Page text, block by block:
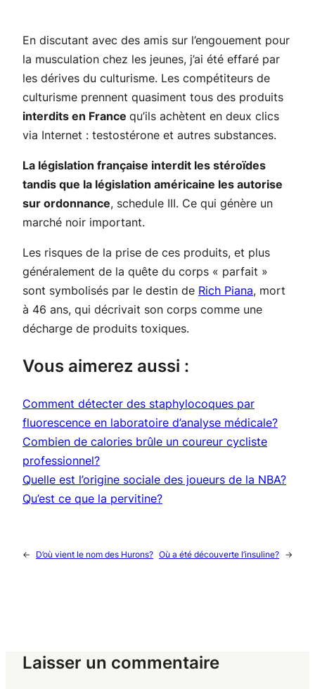
En discutant avec des amis sur l’engouement pour
la musculation chez les jeunes, j’ai été effaré par
les dérives du culturisme. Les compétiteurs de
culturisme prennent quasiment tous des produits
interdits en France qu’ils achètent en deux clics
via Internet : testostérone et autres substances.
La législation française interdit les stéroïdes
tandis que la législation américaine les autorise
sur ordonnance, schedule III. Ce qui génère un
marché noir important.
Les risques de la prise de ces produits, et plus
généralement de la quête du corps « parfait »
sont symbolisés par le destin de Rich Piana, mort
à 46 ans, qui décrivait son corps comme une
décharge de produits toxiques.
Vous aimerez aussi :
Comment détecter des staphylocoques par
fluorescence en laboratoire d’analyse médicale?
Combien de calories brûle un coureur cycliste
professionnel?
Quelle est l’origine sociale des joueurs de la NBA?
Qu’est ce que la pervitine?
← D’où vient le nom des Hurons? Où a été découverte l’insuline? →
Laisser un commentaire